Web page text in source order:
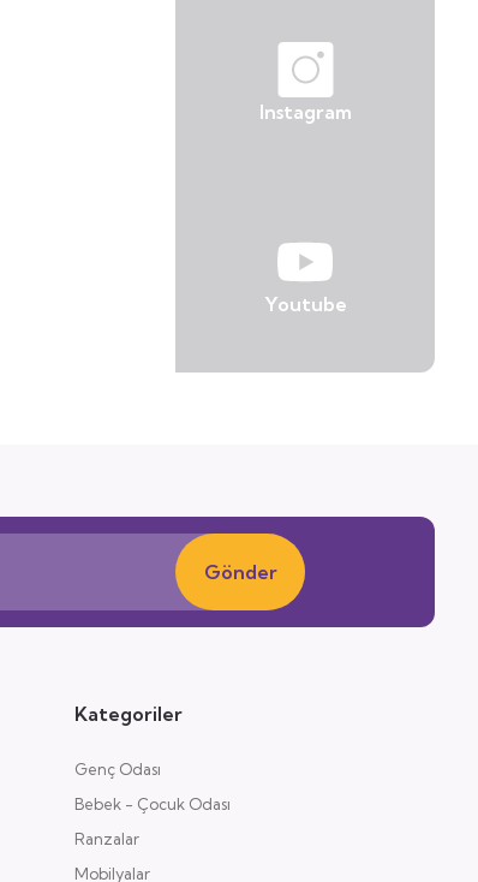
Instagram
Youtube
Gönder
Kategoriler
Genç Odası
Bebek - Çocuk Odası
Ranzalar
Mobilyalar